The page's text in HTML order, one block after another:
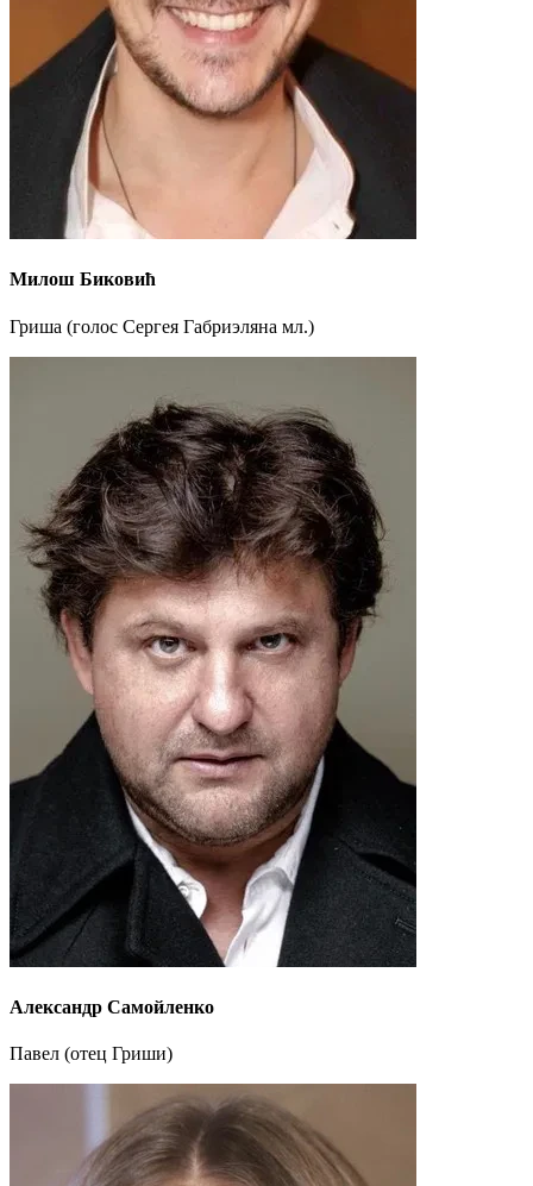
Милош Биковић
Гриша (голос Сергея Габриэляна мл.)
Александр Самойленко
Павел (отец Гриши)